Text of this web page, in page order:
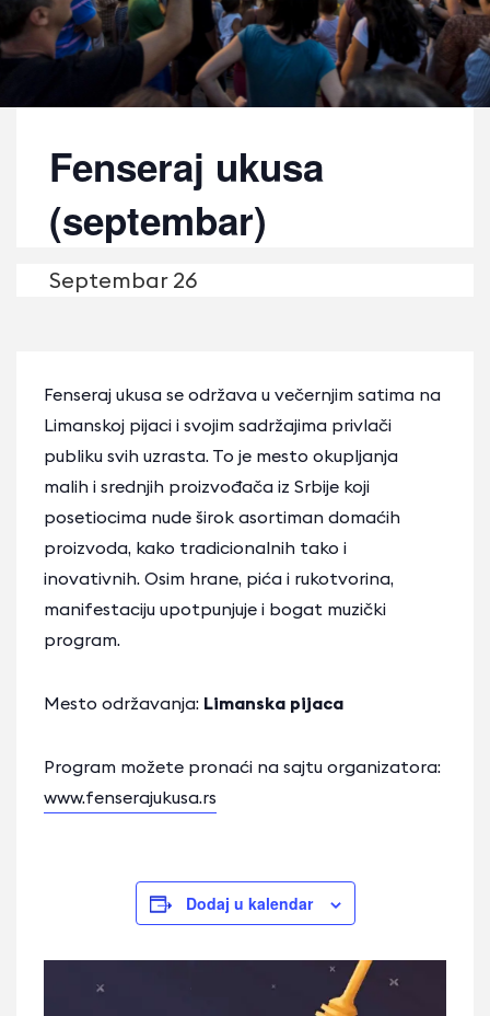
Fenseraj ukusa
(septembar)
Septembаr 26
Fenseraj ukusa se održava u večernjim satima na
Limanskoj pijaci i svojim sadržajima privlači
publiku svih uzrasta. To je mesto okupljanja
malih i srednjih proizvođača iz Srbije koji
posetiocima nude širok asortiman domaćih
proizvoda, kako tradicionalnih tako i
inovativnih. Osim hrane, pića i rukotvorina,
manifestaciju upotpunjuje i bogat muzički
program.
Mesto održavanja: Limanska pijaca
Program možete pronaći na sajtu organizatora:
www.fenserajukusa.rs
Dodaj u kalendar